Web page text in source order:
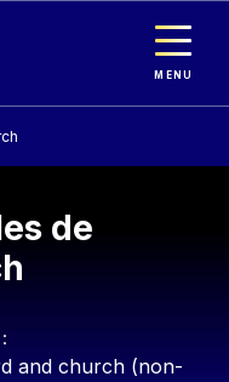
MENU
de
and church (non-